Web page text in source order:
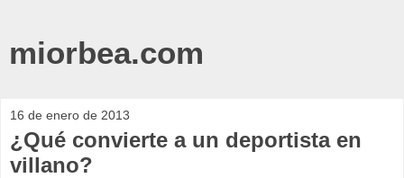
miorbea.com
16 de enero de 2013
¿Qué convierte a un deportista en
villano?